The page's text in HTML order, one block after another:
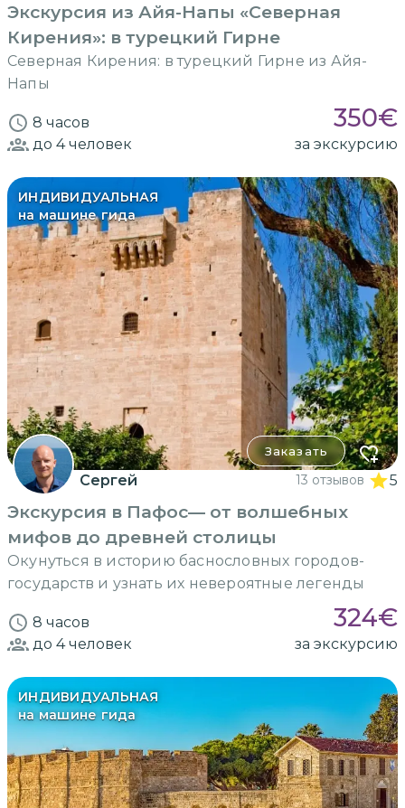
Экскурсия из Айя-Напы «Северная
Кирения»: в турецкий Гирне
Северная Кирения: в турецкий Гирне из Айя-
Напы
8 часов 350€
до 4человек за экскурсию
ИНДИВИДУАЛЬНАЯ
на машине гида
Заказать
Сергей 13 отзывов 5
Экскурсия в Пафос— от волшебных
мифов до древней столицы
Окунуться в историю баснословных городов-
государств и узнать их невероятные легенды
8 часов 324€
до 4человек за экскурсию
ИНДИВИДУАЛЬНАЯ
на машине гида